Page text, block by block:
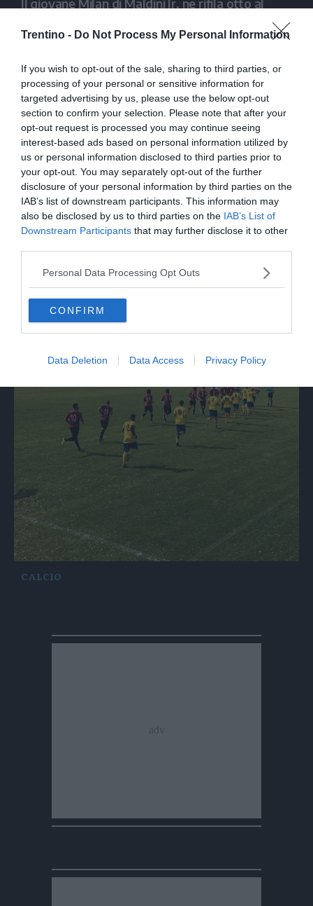
Trentino - Do Not Process My Personal Information
If you wish to opt-out of the sale, sharing to third parties, or
processing of your personal or sensitive information for
targeted advertising by us, please use the below opt-out
section to confirm your selection. Please note that after your
opt-out request is processed you may continue seeing
interest-based ads based on personal information utilized by
us or personal information disclosed to third parties prior to
your opt-out. You may separately opt-out of the further
disclosure of your personal information by third parties on the
IAB’s list of downstream participants. This information may
also be disclosed by us to third parties on the IAB’s List of
Downstream Participants that may further disclose it to other
Personal Data Processing Opt Outs
CONFIRM
Data Deletion Data Access Privacy Policy
Il giovane Milan di Maldini Jr. ne rifila otto al
CALCIO